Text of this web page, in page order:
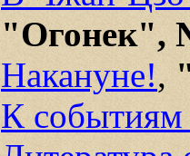
"Огонек",
Накануне!,
К событиям